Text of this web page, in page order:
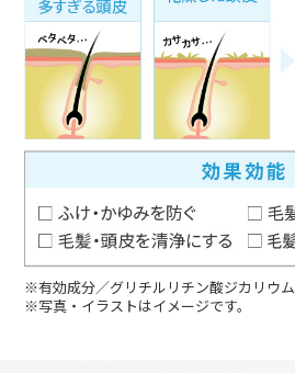
※有効成分／グリチルリチン酸ジカリウム
※写真・イラストはイメージです。